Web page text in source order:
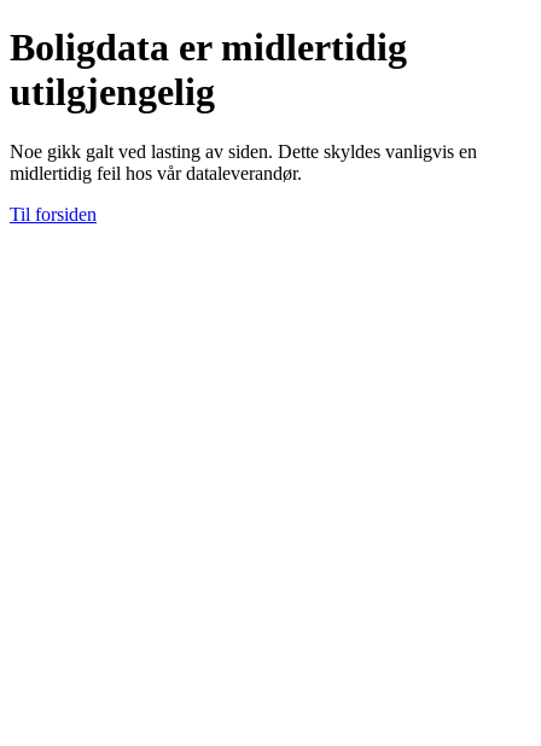
Boligdata er midlertidig
utilgjengelig
Noe gikk galt ved lasting av siden. Dette skyldes vanligvis en
midlertidig feil hos vår dataleverandør.
Til forsiden